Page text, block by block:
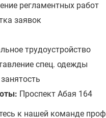
регламентных работ
заявок
трудоустройство
спец. одежды
Проспект Абая 164
к нашей команде